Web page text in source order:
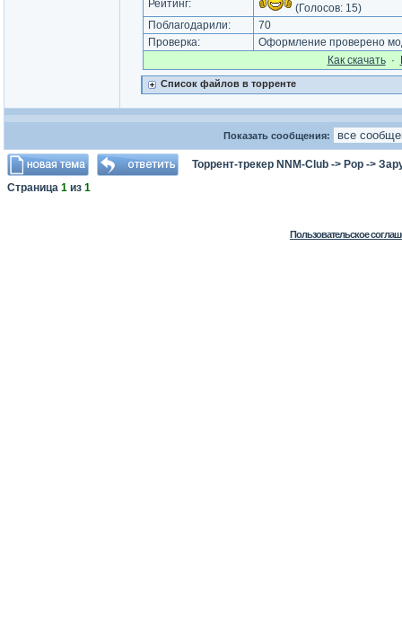
Рейтинг: (Голосов: 15)
Поблагодарили:
70
Проверка:
Оформление проверено
Как cкачать·
Список файлов в торренте
Показать сообщения:
Торрент-трекер NNM-Club -> Pop ->
Страница 1 из 1
Пользовательское